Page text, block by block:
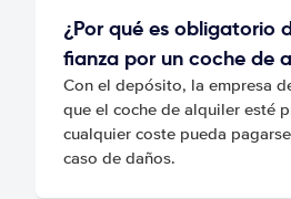
¿Por qué es obligatorio
fianza por un coche de
Con el depósito, la empresa
que el coche de alquiler esté
cualquier coste pueda
caso de daños.